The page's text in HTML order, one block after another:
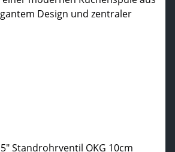
Standrohrventil OKG 10cm